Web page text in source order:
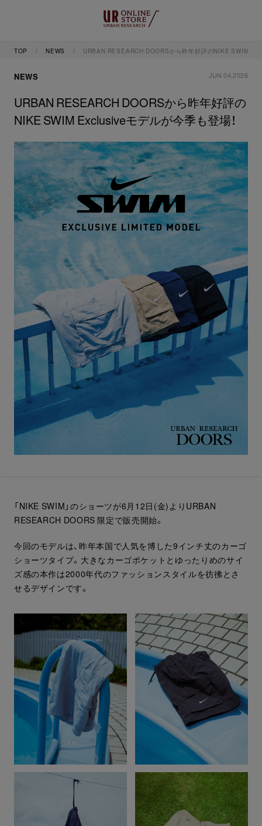
TOP NEWS URBAN RESEARCH DOORSから昨年好評のNIKE SWIM
NEWS JUN 04,2026
URBAN RESEARCH DOORSから昨年好評の
NIKE SWIM Exclusiveモデルが今季も登場！
「NIKE SWIM」のショーツが6月12日(金)よりURBAN
RESEARCH DOORS 限定で販売開始。
今回のモデルは、昨年本国で人気を博した9インチ丈のカーゴ
ショーツタイプ。大きなカーゴポケットとゆったりめのサイ
ズ感の本作は2000年代のファッションスタイルを彷彿とさ
せるデザインです。